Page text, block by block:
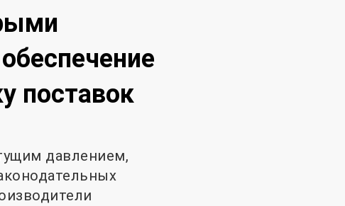
поставок
давлением,